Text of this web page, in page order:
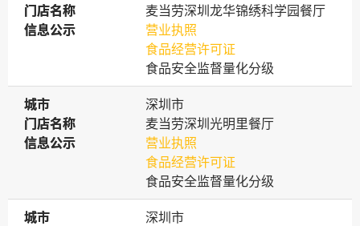
门店名称
门店名称
麦当劳深圳龙华锦绣科学园餐厅
信息公示
信息公示
营业执照
食品经营许可证
食品安全监督量化分级
城市
城市
深圳市
门店名称
门店名称
麦当劳深圳光明里餐厅
信息公示
信息公示
营业执照
食品经营许可证
食品安全监督量化分级
城市
城市
深圳市